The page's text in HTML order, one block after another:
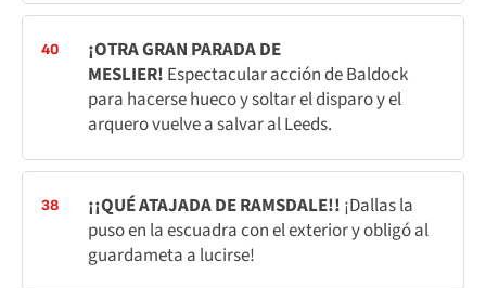
40
¡OTRA GRAN PARADA DE
MESLIER! Espectacular acción de Baldock
para hacerse hueco y soltar el disparo y el
arquero vuelve a salvar al Leeds.
38 ¡¡QUÉ ATAJADA DE RAMSDALE!! ¡Dallas la
puso en la escuadra con el exterior y obligó al
guardameta a lucirse!